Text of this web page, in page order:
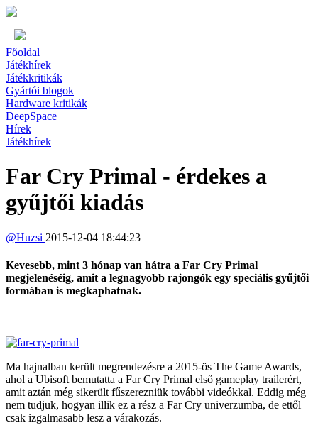
Főoldal
Játékhírek
Játékkritikák
Gyártói blogok
Hardware kritikák
DeepSpace
Hírek
Játékhírek
Far Cry Primal - érdekes a
gyűjtői kiadás
@Huzsi 2015-12-04 18:44:23
Kevesebb, mint 3 hónap van hátra a Far Cry Primal
megjelenéséig, amit a legnagyobb rajongók egy speciális gyűjtői
formában is megkaphatnak.
Ma hajnalban került megrendezésre a 2015-ös The Game Awards,
ahol a Ubisoft bemutatta a Far Cry Primal első gameplay trailerért,
amit aztán még sikerült fűszerezniük további videókkal. Eddig még
nem tudjuk, hogyan illik ez a rész a Far Cry univerzumba, de ettől
csak izgalmasabb lesz a várakozás.